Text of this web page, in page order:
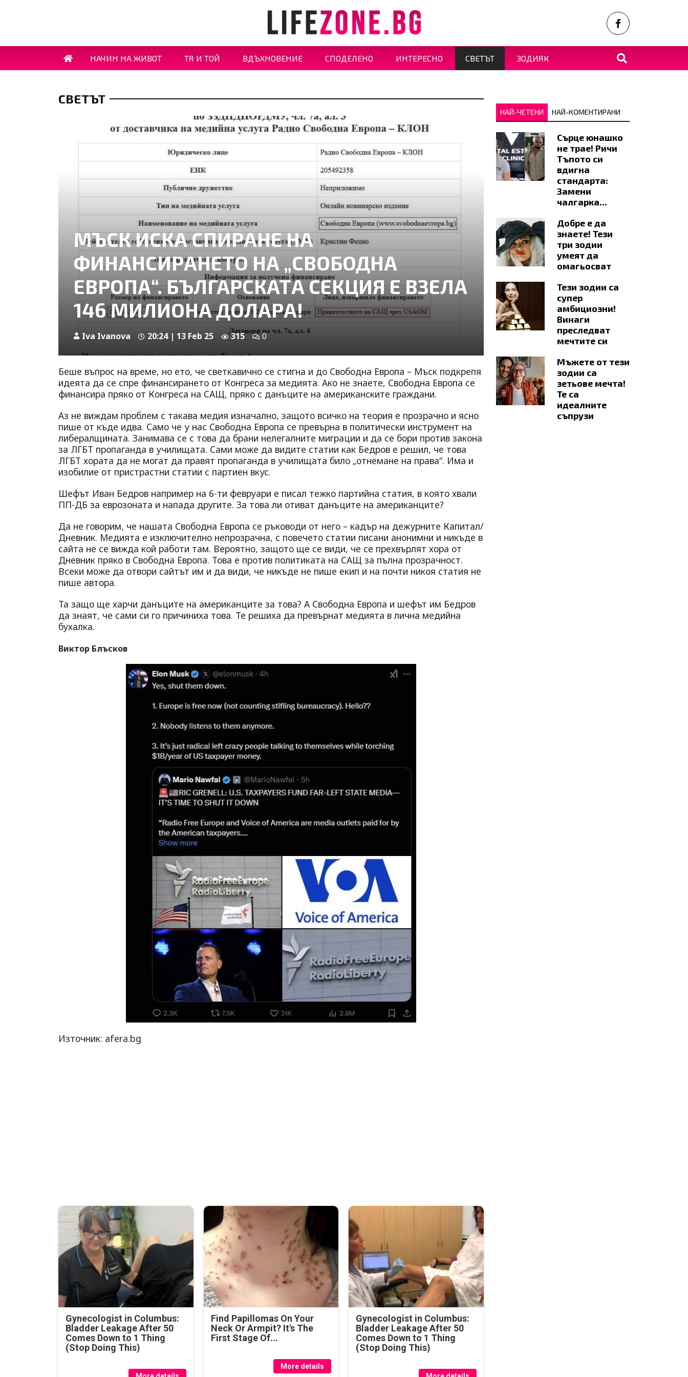
НАЧИН НА ЖИВОТ ТЯ И ТОЙ ВДЪХНОВЕНИЕ СПОДЕЛЕНО ИНТЕРЕСНО СВЕТЪТ ЗОДИЯК
СВЕТЪТ
МЪСК ИСКА СПИРАНЕ НА
ФИНАНСИРАНЕТО НА „СВОБОДНА
ЕВРОПА“. БЪЛГАРСКАТА СЕКЦИЯ Е ВЗЕЛА
146 МИЛИОНА ДОЛАРА!
Iva Ivanova 20:24 | 13 Feb 25 315 0
Беше въпрос на време, но ето, че светкавично се стигна и до Свободна Европа – Мъск подкрепя
идеята да се спре финансирането от Конгреса за медията. Ако не знаете, Свободна Европа се
финансира пряко от Конгреса на САЩ, пряко с данъците на американските граждани.
Аз не виждам проблем с такава медия изначално, защото всичко на теория е прозрачно и ясно
пише от къде идва. Само че у нас Свободна Европа се превърна в политически инструмент на
либералщината. Занимава се с това да брани нелегалните миграции и да се бори против закона
за ЛГБТ пропаганда в училищата. Сами може да видите статии как Бедров е решил, че това
ЛГБТ хората да не могат да правят пропаганда в училищата било „отнемане на права“. Има и
изобилие от пристрастни статии с партиен вкус.
Шефът Иван Бедров например на 6-ти февруари е писал тежко партийна статия, в която хвали
ПП-ДБ за еврозоната и напада другите. За това ли отиват данъците на американците?
Да не говорим, че нашата Свободна Европа се ръководи от него – кадър на дежурните Капитал/
Дневник. Медията е изключително непрозрачна, с повечето статии писани анонимни и никъде в
сайта не се вижда кой работи там. Вероятно, защото ще се види, че се прехвърлят хора от
Дневник пряко в Свободна Европа. Това е против политиката на САЩ за пълна прозрачност.
Всеки може да отвори сайтът им и да види, че никъде не пише екип и на почти никоя статия не
пише автора.
Та защо ще харчи данъците на американците за това? А Свободна Европа и шефът им Бедров
да знаят, че сами си го причиниха това. Те решиха да превърнат медията в лична медийна
бухалка.
Виктор Блъсков
Източник: afera.bg
Gynecologist in Columbus:
Bladder Leakage After 50
Comes Down to 1 Thing
(Stop Doing This)
Find Papillomas On Your
Neck Or Armpit? It's The
First Stage Of...
More details
Gynecologist in Columbus:
Bladder Leakage After 50
Comes Down to 1 Thing
(Stop Doing This)
НАЙ-ЧЕТЕНИ НАЙ-КОМЕНТИРАНИ
Сърце юнашко
не трае! Ричи
Тъпото си
вдигна
стандарта:
Замени
чалгарка...
Добре е да
знаете! Тези
три зодии
умеят да
омагьосват
Тези зодии са
супер
амбициозни!
Винаги
преследват
мечтите си
Мъжете от тези
зодии са
зетьове мечта!
Те са
идеалните
съпрузи